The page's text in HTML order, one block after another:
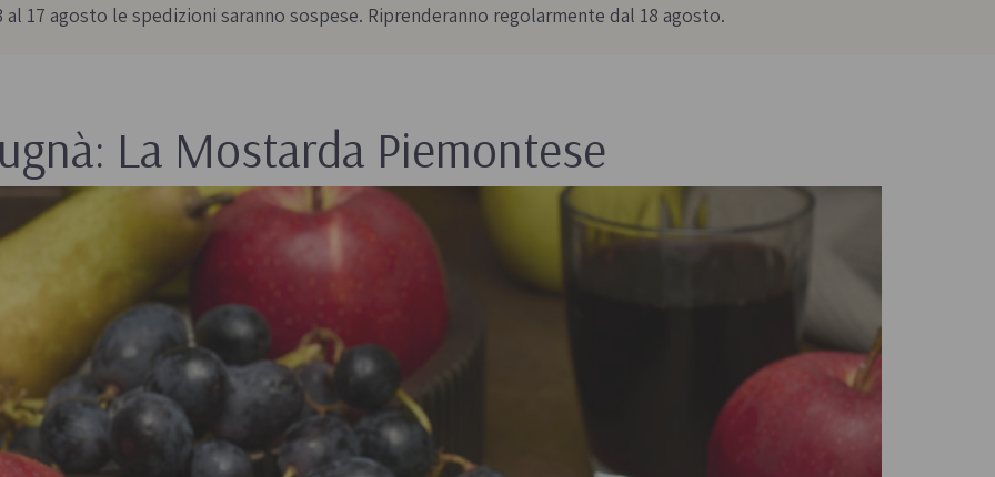
e
passate
Pasta, Riso e Cereali
Taralli e grissini artigianali
Tutto bio
Creme spalmabili
Confetture bio
al 17 agosto le spedizioni saranno sospese. Riprenderanno regolarmente dal 18 agosto.
La Mostarda Piemontese